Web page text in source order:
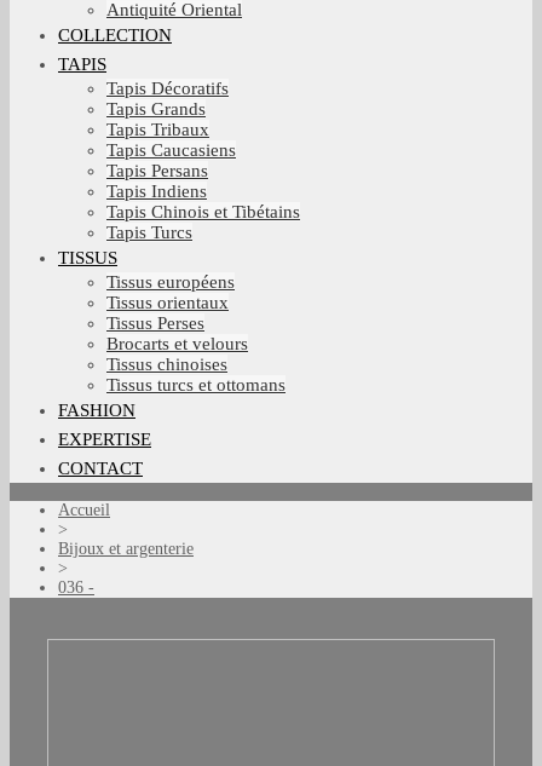
Antiquité Oriental
COLLECTION
TAPIS
Tapis Décoratifs
Tapis Grands
Tapis Tribaux
Tapis Caucasiens
Tapis Persans
Tapis Indiens
Tapis Chinois et Tibétains
Tapis Turcs
TISSUS
Tissus européens
Tissus orientaux
Tissus Perses
Brocarts et velours
Tissus chinoises
Tissus turcs et ottomans
FASHION
EXPERTISE
CONTACT
Accueil
>
Bijoux et argenterie
>
036 -